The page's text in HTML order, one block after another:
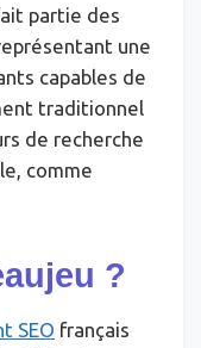
partie des
une
capables de
traditionnel
de recherche
comme
?
SEO français